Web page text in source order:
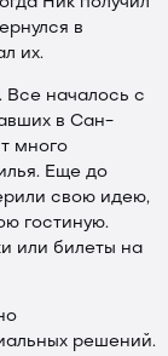
в
их.
Все началось с
в Сан-
много
Еще до
свою идею,
гостиную.
или билеты на
решений.